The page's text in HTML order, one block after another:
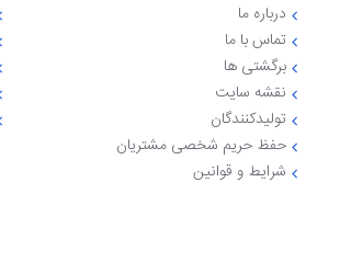
درباره ما
تماس با ما
برگشتی ها
نقشه سایت
تولیدکنندگان
حفظ حریم شخصی مشتریان
شرایط و قوانین